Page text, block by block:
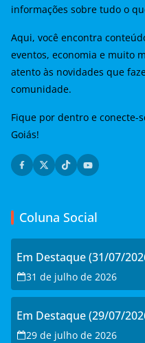
informações sobre tudo o
Aqui, você encontra
eventos, economia e muito
atento às novidades que
comunidade.
Fique por dentro e conecte-
Goiás!
Coluna Social
Em Destaque (31/07/
31 de julho de 2026
Em Destaque (29/07/
29 de julho de 2026